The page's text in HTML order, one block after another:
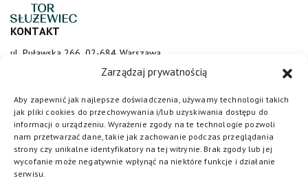
Zarządzaj prywatnością
Aby zapewnić jak najlepsze doświadczenia, używamy technologii takich
jak pliki cookies do przechowywania i/lub uzyskiwania dostępu do
informacji o urządzeniu. Wyrażenie zgody na te technologie pozwoli
nam przetwarzać dane, takie jak zachowanie podczas przeglądania
strony czy unikalne identyfikatory na tej witrynie. Brak zgody lub jej
wycofanie może negatywnie wpłynąć na niektóre funkcje i działanie
serwisu.
KONTAKT
ul. Puławska 266, 02-684 Warszawa
sluzewiec@totalizator.pl
KONTAKT DLA MEDIÓW
media@torsluzewiec.pl
DOŁĄCZ DO NAS